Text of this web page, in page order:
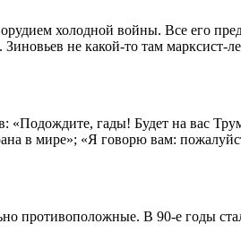
холодной войны. Все его
не какой-то там марксист-
«Подождите, гады! Будет на вас
в мире»; «Я говорю вам:
противоположные. В 90-е годы